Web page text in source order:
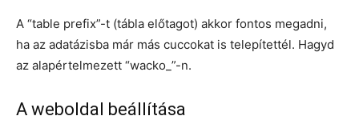
A “table prefix”-t (tábla előtagot) akkor fontos megadni,
ha az adatázisba már más cuccokat is telepítettél. Hagyd
az alapértelmezett “wacko_”-n.
A weboldal beállítása